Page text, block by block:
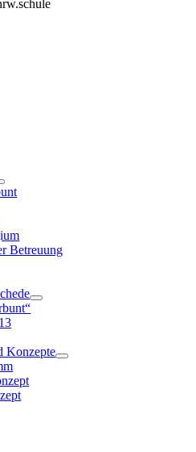
Betreuung
Konzepte